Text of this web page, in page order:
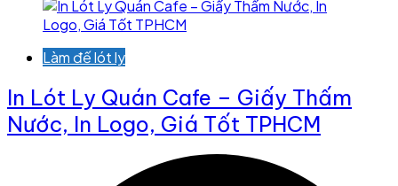
Làm đế lót ly
In Lót Ly Quán Cafe – Giấy Thấm
Nước, In Logo, Giá Tốt TPHCM